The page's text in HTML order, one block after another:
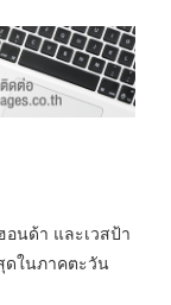
นด้า และเวสป้า
ดในภาคตะวัน